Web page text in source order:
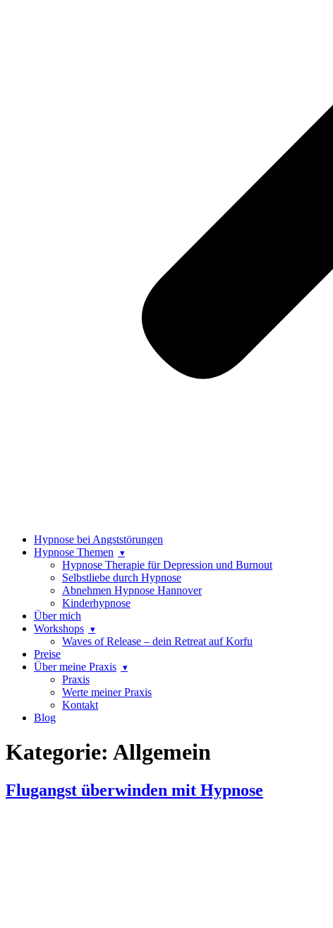
Hypnose bei Angststörungen
Hypnose Themen
Hypnose Therapie für Depression und Burnout
Selbstliebe durch Hypnose
Abnehmen Hypnose Hannover
Kinderhypnose
Über mich
Workshops
Waves of Release – dein Retreat auf Korfu
Preise
Über meine Praxis
Praxis
Werte meiner Praxis
Kontakt
Blog
Kategorie: Allgemein
Flugangst überwinden mit Hypnose